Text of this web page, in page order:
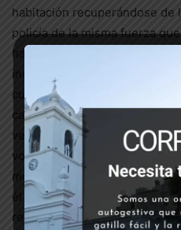
habitación recuperándose de
policía de la misma fuerza
habitación vestido de
inmediata del pibe fue
cuerpo y salir corriendo del
camino, un amigo suyo lo
vez en su casa, Tato le contó
volver al hospital. El oficial
me dijo que si su compañero
él “era boleta”. Finalmente,
regresar al hospital, dado lo